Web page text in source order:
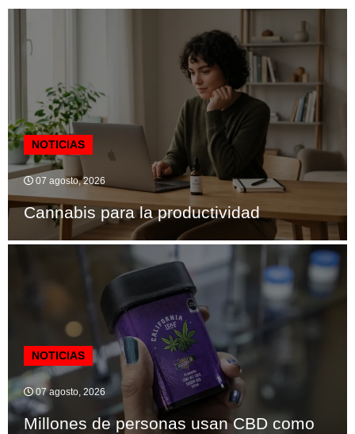
NOTICIAS
07 agosto, 2026
Cannabis para la productividad
NOTICIAS
07 agosto, 2026
Millones de personas usan CBD como